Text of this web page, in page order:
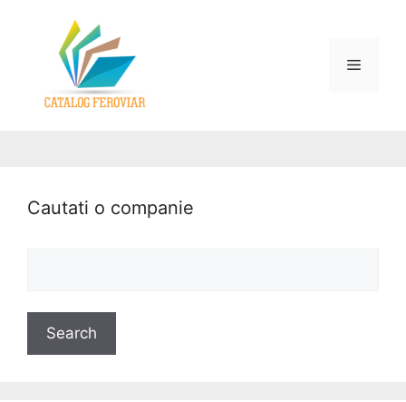
Cautati o companie